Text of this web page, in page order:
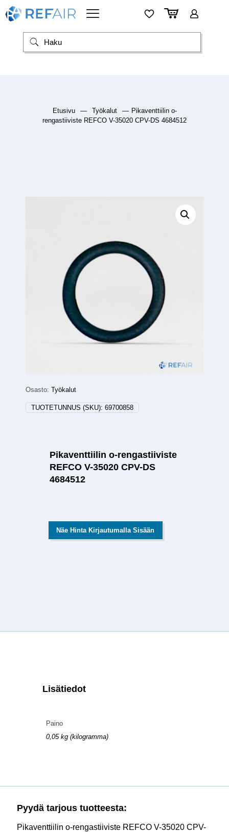
Etusivu — Työkalut — Pikaventtiilin o-
rengastiiviste REFCO V-35020 CPV-DS 4684512
Osasto: Työkalut
TUOTETUNNUS (SKU): 69700858
Pikaventtiilin o-rengastiiviste
REFCO V-35020 CPV-DS
4684512
Näe Hinta Kirjautumalla Sisään
Lisätiedot
Paino
0,05 kg (kilogramma)
Pyydä tarjous tuotteesta:
Pikaventtiilin o-rengastiiviste REFCO V-35020 CPV-